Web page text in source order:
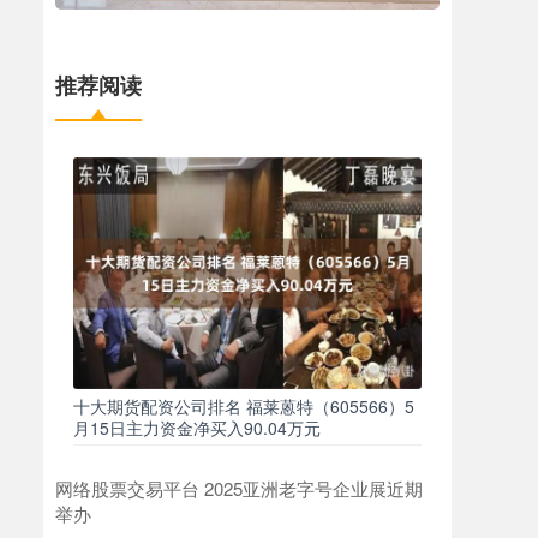
推荐阅读
十大期货配资公司排名 福莱蒽特（605566）5
月15日主力资金净买入90.04万元
网络股票交易平台 2025亚洲老字号企业展近期
举办